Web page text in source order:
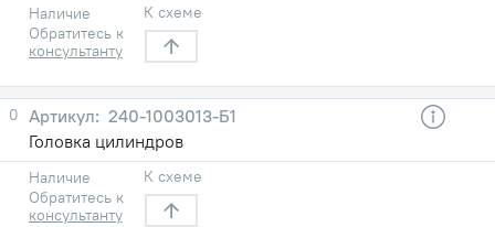
Наличие
Обратитесь к
консультанту
К схеме
0
240-1003013-Б1
Головка цилиндров
Наличие
Обратитесь к
консультанту
К схеме